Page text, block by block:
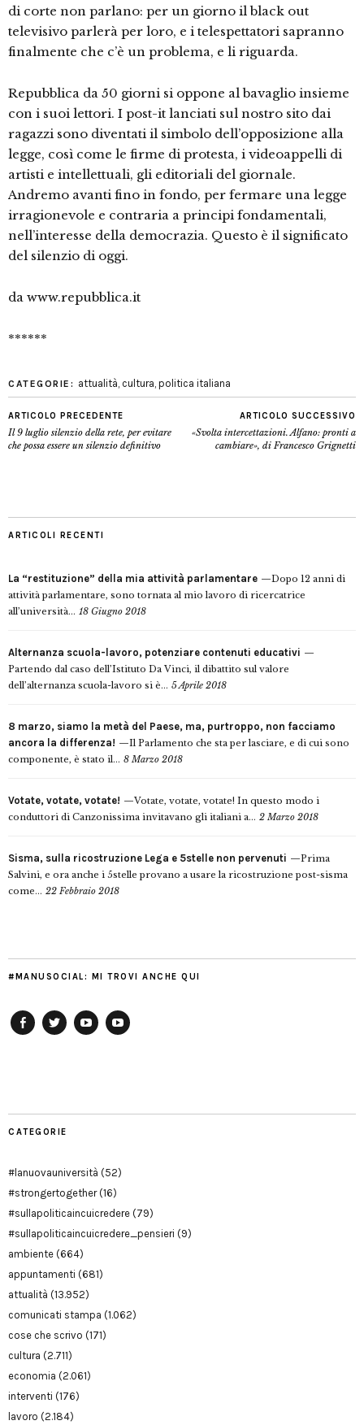
di corte non parlano: per un giorno il black out
televisivo parlerà per loro, e i telespettatori sapranno
finalmente che c’è un problema, e li riguarda.
Repubblica da 50 giorni si oppone al bavaglio insieme
con i suoi lettori. I post-it lanciati sul nostro sito dai
ragazzi sono diventati il simbolo dell’opposizione alla
legge, così come le firme di protesta, i videoappelli di
artisti e intellettuali, gli editoriali del giornale.
Andremo avanti fino in fondo, per fermare una legge
irragionevole e contraria a principi fondamentali,
nell’interesse della democrazia. Questo è il significato
del silenzio di oggi.
da www.repubblica.it
******
CATEGORIE: attualità, cultura, politica italiana
ARTICOLO PRECEDENTE
Il 9 luglio silenzio della rete, per evitare
che possa essere un silenzio definitivo
ARTICOLO SUCCESSIVO
«Svolta intercettazioni. Alfano: pronti a
cambiare», di Francesco Grignetti
ARTICOLI RECENTI
La “restituzione” della mia attività parlamentare
Dopo 12 anni di
attività parlamentare, sono tornata al mio lavoro di ricercatrice
all’università... 18 Giugno 2018
Alternanza scuola-lavoro, potenziare contenuti educativi
Partendo dal caso dell’Istituto Da Vinci, il dibattito sul valore
dell’alternanza scuola-lavoro si è... 5 Aprile 2018
8 marzo, siamo la metà del Paese, ma, purtroppo, non facciamo
ancora la differenza!
Il Parlamento che sta per lasciare, e di cui sono
componente, è stato il... 8 Marzo 2018
Votate, votate, votate!
Votate, votate, votate! In questo modo i
conduttori di Canzonissima invitavano gli italiani a... 2 Marzo 2018
Sisma, sulla ricostruzione Lega e 5stelle non pervenuti
Prima
Salvini, e ora anche i 5stelle provano a usare la ricostruzione post-sisma
come... 22 Febbraio 2018
#MANUSOCIAL: MI TROVI ANCHE QUI
CATEGORIE
#lanuovauniversità (52)
#strongertogether(16)
#sullapoliticaincuicredere (79)
#sullapoliticaincuicredere_pensieri (9)
ambiente (664)
appuntamenti (681)
attualità (13.952)
comunicati stampa (1.062)
cose che scrivo (171)
cultura (2.711)
economia (2.061)
interventi (176)
lavoro (2.184)